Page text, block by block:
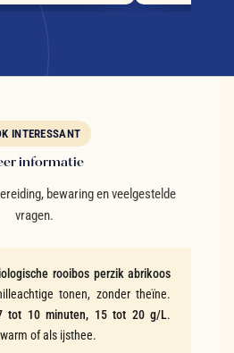
INTERESSANT
informatie
bewaring en veelgestelde
vragen.
rooibos perzik abrikoos
tonen, zonder theïne.
tot 10 minuten, 15 tot 20 g/L.
of als ijsthee.